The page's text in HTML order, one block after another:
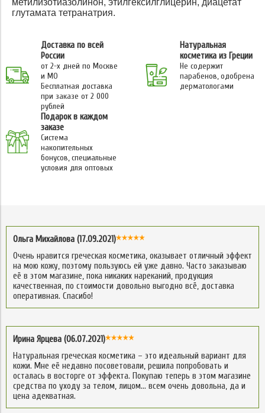
глутамата тетранатрия.
Доставка по всей
России
от 2-х дней по Москве
и МО
Бесплатная доставка
при заказе от 2 000
рублей
Натуральная
косметика из Греции
Не содержит
парабенов, одобрена
дерматологами
Подарок в каждом
заказе
Система
накопительных
бонусов, специальные
условия для оптовых
Ольга Михайлова (17.09.2021)
Очень нравится греческая косметика, оказывает отличный эффект
на мою кожу, поэтому пользуюсь ей уже давно. Часто заказываю
её в этом магазине, пока никаких нареканий, продукция
качественная, по стоимости довольно выгодно всё, доставка
оперативная. Спасибо!
Ирина Ярцева (06.07.2021)
Натуральная греческая косметика – это идеальный вариант для
кожи. Мне её недавно посоветовали, решила попробовать и
осталась в восторге от эффекта. Покупаю теперь в этом магазине
средства по уходу за телом, лицом… всем очень довольна, да и
цена адекватная.